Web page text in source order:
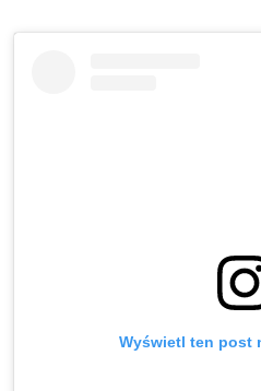
Wyświetl ten post